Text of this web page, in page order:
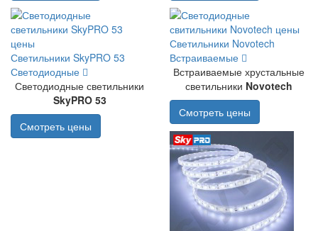
Светильники SkyPRO 53
Светодиодные
Светодиодные светильники
SkyPRO 53
Смотреть цены
Светильники Novotech
Встраиваемые
Встраиваемые хрустальные
светильники Novotech
Смотреть цены